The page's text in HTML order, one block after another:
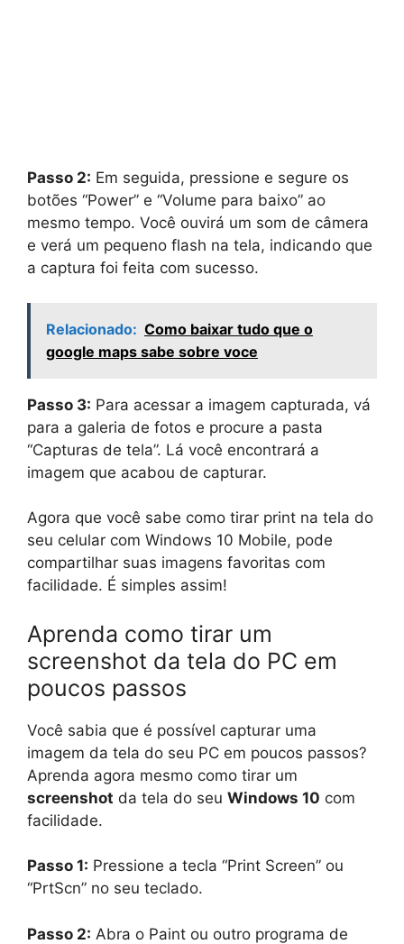
Passo 2: Em seguida, pressione e segure os
botões “Power” e “Volume para baixo” ao
mesmo tempo. Você ouvirá um som de câmera
e verá um pequeno flash na tela, indicando que
a captura foi feita com sucesso.
Relacionado: Como baixar tudo que o
google maps sabe sobre voce
Passo 3: Para acessar a imagem capturada, vá
para a galeria de fotos e procure a pasta
“Capturas de tela”. Lá você encontrará a
imagem que acabou de capturar.
Agora que você sabe como tirar print na tela do
seu celular com Windows 10 Mobile, pode
compartilhar suas imagens favoritas com
facilidade. É simples assim!
Aprenda como tirar um
screenshot da tela do PC em
poucos passos
Você sabia que é possível capturar uma
imagem da tela do seu PC em poucos passos?
Aprenda agora mesmo como tirar um
screenshot da tela do seu Windows 10 com
facilidade.
Passo 1: Pressione a tecla “Print Screen” ou
“PrtScn” no seu teclado.
Passo 2: Abra o Paint ou outro programa de